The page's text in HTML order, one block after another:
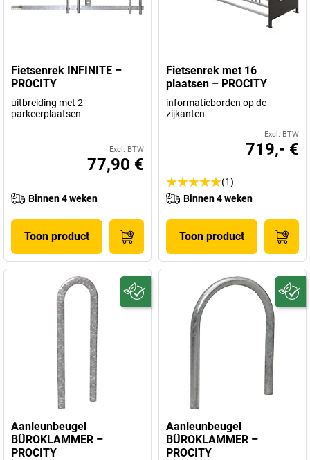
Fietsenrek INFINITE –
PROCITY
uitbreiding met 2
parkeerplaatsen
Excl. BTW
77,90 €
Binnen 4 weken
Toon product
Fietsenrek met 16
plaatsen – PROCITY
informatieborden op de
zijkanten
Excl. BTW
719,- €
(1)
Binnen 4 weken
Toon product
Aanleunbeugel
BÜROKLAMMER –
PROCITY
Aanleunbeugel
BÜROKLAMMER –
PROCITY